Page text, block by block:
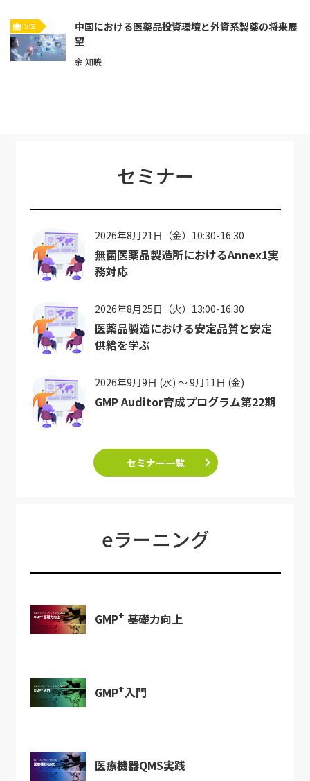
5位
中国における医薬品投資環境と外資系製薬の将来展
望
余 知暁
セミナー
2026年8月21日（金）10:30-16:30
無菌医薬品製造所におけるAnnex1実
務対応
2026年8月25日（火）13:00-16:30
医薬品製造における安定品質と安定
供給を学ぶ
2026年9月9日 (水) ～ 9月11日 (金)
GMP Auditor育成プログラム第22期
セミナー一覧
eラーニング
GMP+ 基礎力向上
GMP+入門
医療機器QMS実践